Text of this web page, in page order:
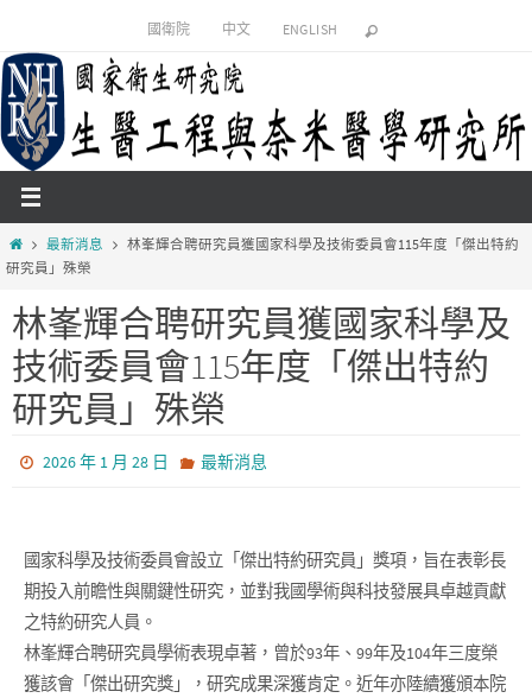
國衛院 中文 ENGLISH
最新消息
林峯輝合聘研究員獲國家科學及技術委員會115年度「傑出特約
研究員」殊榮
林峯輝合聘研究員獲國家科學及
技術委員會115年度「傑出特約
研究員」殊榮
2026 年 1 月 28 日 最新消息
國家科學及技術委員會設立「傑出特約研究員」獎項，旨在表彰長
期投入前瞻性與關鍵性研究，並對我國學術與科技發展具卓越貢獻
之特約研究人員。
林峯輝合聘研究員學術表現卓著，曾於93年、99年及104年三度榮
獲該會「傑出研究獎」，研究成果深獲肯定。近年亦陸續獲頒本院